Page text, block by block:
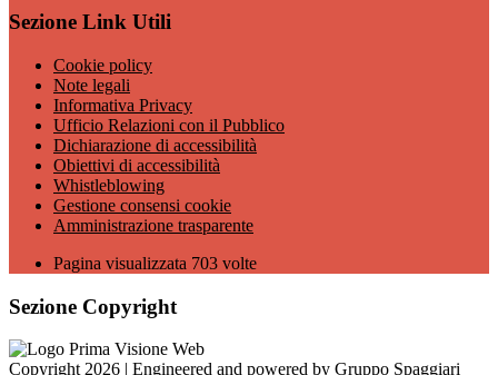
Sezione Link Utili
Cookie policy
Note legali
Informativa Privacy
Ufficio Relazioni con il Pubblico
Dichiarazione di accessibilità
Obiettivi di accessibilità
Whistleblowing
Gestione consensi cookie
Amministrazione trasparente
Pagina visualizzata 703 volte
Sezione Copyright
Copyright 2026 | Engineered and powered by Gruppo Spaggiari